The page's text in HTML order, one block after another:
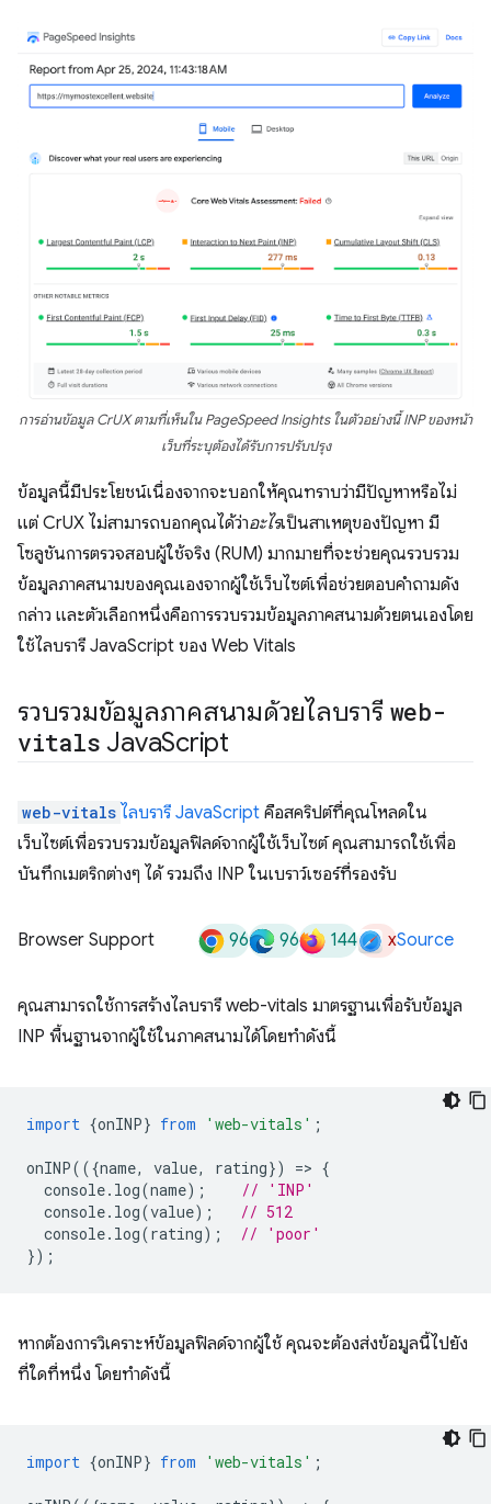
การอ่านข้อมูล CrUX ตามที่เห็นใน PageSpeed Insights ในตัวอย่างนี้ INP ของหน้า
เว็บที่ระบุต้องได้รับการปรับปรุง
ข้อมูลนี้มีประโยชน์เนื่องจากจะบอกให้คุณทราบว่ามีปัญหาหรือไม่
แต่ CrUX ไม่สามารถบอกคุณได้ว่าอะไรเป็นสาเหตุของปัญหา มี
โซลูชันการตรวจสอบผู้ใช้จริง (RUM) มากมายที่จะช่วยคุณรวบรวม
ข้อมูลภาคสนามของคุณเองจากผู้ใช้เว็บไซต์เพื่อช่วยตอบคำถามดัง
กล่าว และตัวเลือกหนึ่งคือการรวบรวมข้อมูลภาคสนามด้วยตนเองโดย
ใช้ไลบรารี JavaScript ของ Web Vitals
รวบรวมข้อมูลภาคสนามด้วยไลบรารี web-
vitals JavaScript
web-vitals ไลบรารี JavaScript คือสคริปต์ที่คุณโหลดใน
เว็บไซต์เพื่อรวบรวมข้อมูลฟิลด์จากผู้ใช้เว็บไซต์ คุณสามารถใช้เพื่อ
บันทึกเมตริกต่างๆ ได้ รวมถึง INP ในเบราว์เซอร์ที่รองรับ
Browser Support 96 96 144 xSource
คุณสามารถใช้การสร้างไลบรารี web-vitals มาตรฐานเพื่อรับข้อมูล
INP พื้นฐานจากผู้ใช้ในภาคสนามได้โดยทำดังนี้
import {onINP} from 'web-vitals' ;
onINP(({name, value, rating}) => {
console. log(name);
// 'INP'
console. log(value);
// 512
console. log(rating);
// 'poor'
});
หากต้องการวิเคราะห์ข้อมูลฟิลด์จากผู้ใช้ คุณจะต้องส่งข้อมูลนี้ไปยัง
ที่ใดที่หนึ่ง โดยทำดังนี้
import {onINP} from 'web-vitals' ;